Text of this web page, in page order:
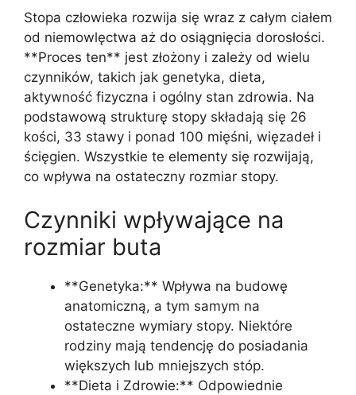
Stopa człowieka rozwija się wraz z całym ciałem
od niemowlęctwa aż do osiągnięcia dorosłości.
**Proces ten** jest złożony i zależy od wielu
czynników, takich jak genetyka, dieta,
aktywność fizyczna i ogólny stan zdrowia. Na
podstawową strukturę stopy składają się 26
kości, 33 stawy i ponad 100 mięśni, więzadeł i
ścięgien. Wszystkie te elementy się rozwijają,
co wpływa na ostateczny rozmiar stopy.
Czynniki wpływające na
rozmiar buta
**Genetyka:** Wpływa na budowę
anatomiczną, a tym samym na
ostateczne wymiary stopy. Niektóre
rodziny mają tendencję do posiadania
większych lub mniejszych stóp.
**Dieta i Zdrowie:** Odpowiednie